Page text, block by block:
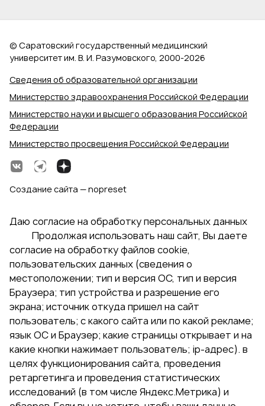
Сведения об образовательной организации
Министерство здравоохранения Российской Федерации
Министерство науки и высшего образования Российской
Федерации
Министерство просвещения Российской Федерации
© Саратовский государственный медицинский
университет им. В. И. Разумовского, 2000‑2026
Создание сайта — nopreset
Даю согласие на обработку персональных данных
Продолжая использовать наш сайт, Вы даете
согласие на обработку файлов cookie,
пользовательских данных (сведения о
местоположении; тип и версия ОС, тип и версия
Браузера; тип устройства и разрешение его
экрана; источник откуда пришел на сайт
пользователь; с какого сайта или по какой рекламе;
язык ОС и Браузер; какие страницы открывает и на
какие кнопки нажимает пользователь; ip-адрес). в
целях функционирования сайта, проведения
ретаргетинга и проведения статистических
исследований (в том числе Яндекс.Метрика) и